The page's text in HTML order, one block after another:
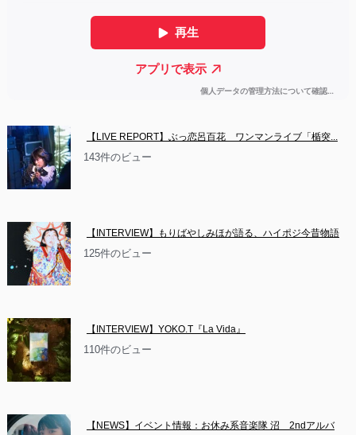
【LIVE REPORT】ぶっ恋呂百花　ワンマンライブ「楯突...
143件のビュー
【INTERVIEW】もりばやしみほが語る、ハイポジ今昔物語
125件のビュー
【INTERVIEW】YOKO.T『La Vida』
110件のビュー
【NEWS】イベント情報：お休み系音楽隊 沼　2ndアルバ